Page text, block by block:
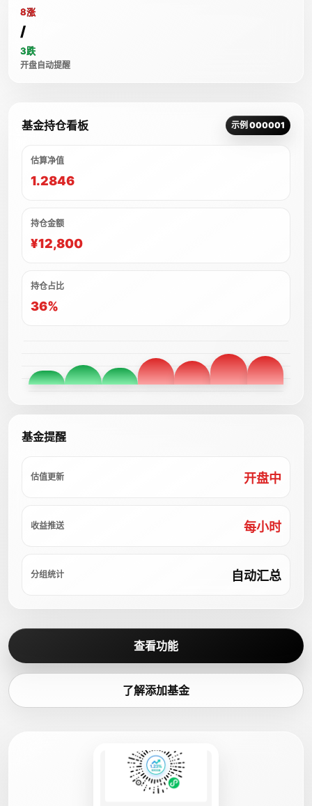
8涨
/
3跌
开盘自动提醒
基金持仓看板 示例 000001
估算净值
1.2846
持仓金额
¥12,800
持仓占比
36%
基金提醒
估值更新 开盘中
收益推送 每小时
分组统计 自动汇总
查看功能
了解添加基金